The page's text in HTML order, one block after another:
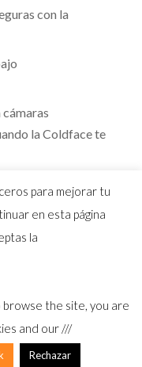
con la
la Coldface te
en España y
Privacidad
para mejorar tu
en esta página
la
browse the site, you are
and our ///
Rechazar